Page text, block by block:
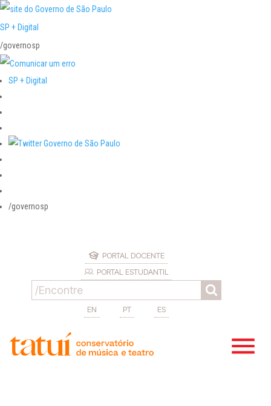
SP + Digital
/governosp
SP + Digital
/governosp
PORTAL DOCENTE
PORTAL ESTUDANTIL
EN PT ES